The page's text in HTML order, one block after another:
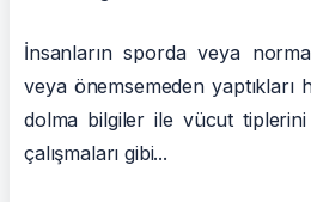
İnsanların sporda veya
veya önemsemeden yaptıkları
dolma bilgiler ile vücut tiplerini
çalışmaları gibi...